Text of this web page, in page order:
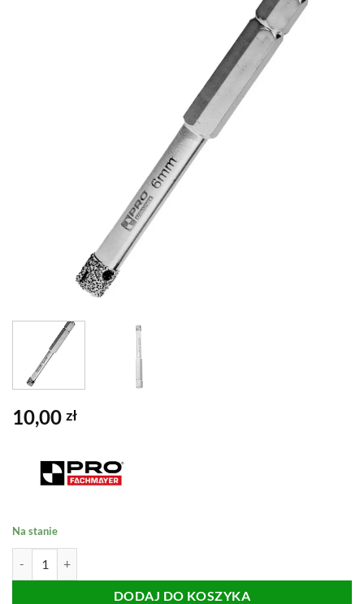
10,00 zł
Na stanie
DODAJ DO KOSZYKA